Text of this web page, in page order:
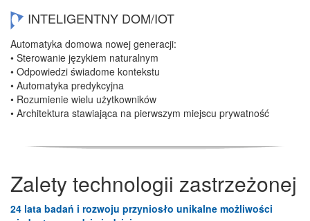
INTELIGENTNY DOM/IOT
Automatyka domowa nowej generacji:
• Sterowanie językiem naturalnym
• Odpowiedzi świadome kontekstu
• Automatyka predykcyjna
• Rozumienie wielu użytkowników
• Architektura stawiająca na pierwszym miejscu prywatność
Zalety technologii zastrzeżonej
24 lata badań i rozwoju przyniosło unikalne możliwości